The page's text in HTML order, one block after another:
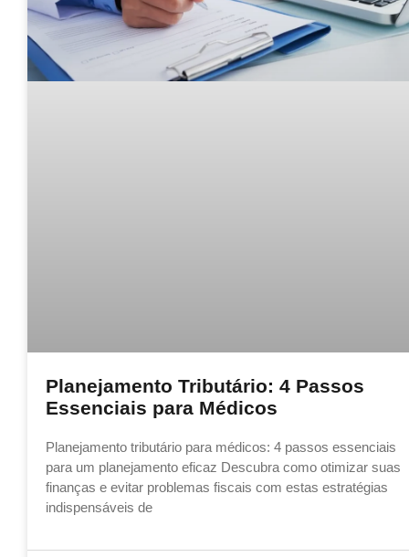
Planejamento Tributário: 4 Passos
Essenciais para Médicos
Planejamento tributário para médicos: 4 passos essenciais
para um planejamento eficaz Descubra como otimizar suas
finanças e evitar problemas fiscais com estas estratégias
indispensáveis de